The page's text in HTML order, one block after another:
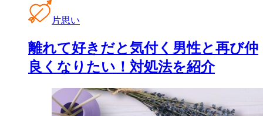
片思い
離れて好きだと気付く男性と再び仲
良くなりたい！対処法を紹介